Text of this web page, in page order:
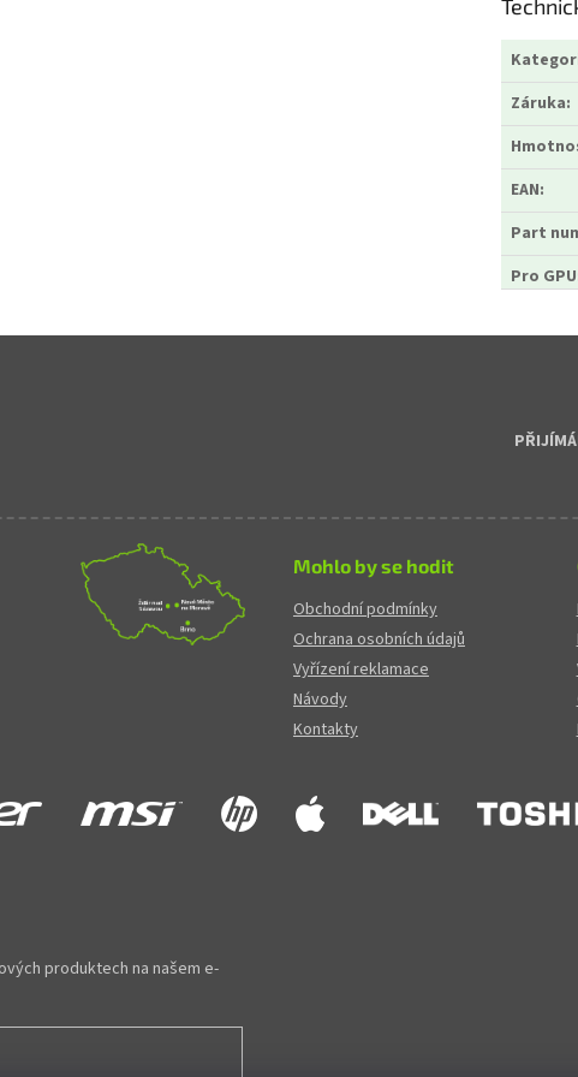
Záruka:
EAN:
Part
Pro GPU
Mohlo by se hodit
Obchodní podmínky
Ochrana osobních údajů
Vyřízení reklamace
Návody
Kontakty
produktech na našem e-